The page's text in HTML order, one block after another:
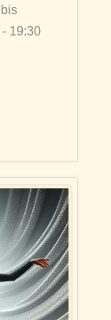
19:30